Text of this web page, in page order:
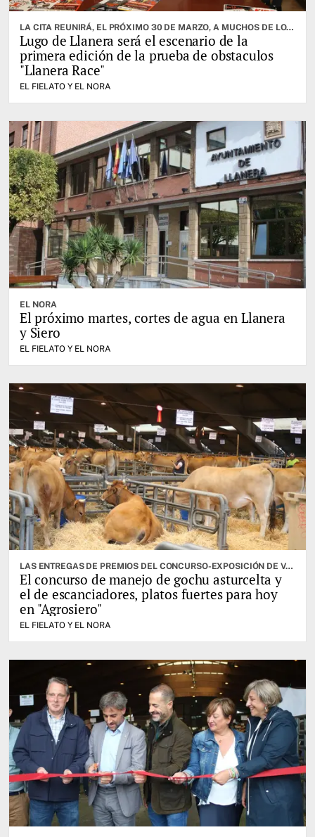
LA CITA REUNIRÁ, EL PRÓXIMO 30 DE MARZO, A MUCHOS DE LOS MEJORES ATLETAS DE LA ESPECIALIDAD
Lugo de Llanera será el escenario de la
primera edición de la prueba de obstaculos
"Llanera Race"
EL FIELATO Y EL NORA
EL NORA
El próximo martes, cortes de agua en Llanera
y Siero
EL FIELATO Y EL NORA
LAS ENTREGAS DE PREMIOS DEL CONCURSO-EXPOSICIÓN DE VACUNO SELECTO, OTRA DE LAS CITAS IMPORTANTES
El concurso de manejo de gochu asturcelta y
el de escanciadores, platos fuertes para hoy
en "Agrosiero"
EL FIELATO Y EL NORA